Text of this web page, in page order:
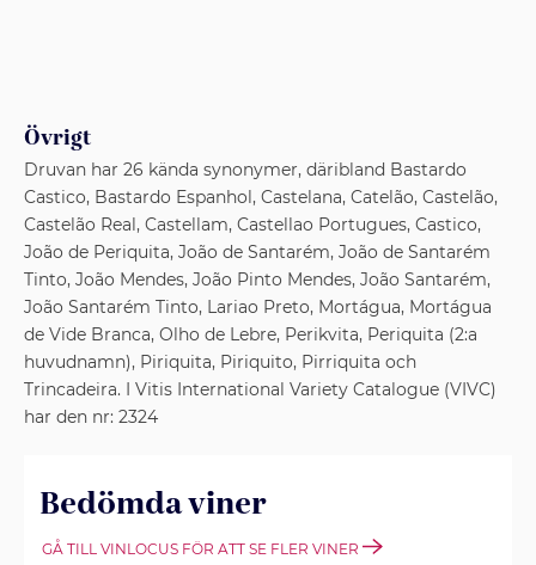
Övrigt
Druvan har 26 kända synonymer, däribland Bastardo
Castico, Bastardo Espanhol, Castelana, Catelão, Castelão,
Castelão Real, Castellam, Castellao Portugues, Castico,
João de Periquita, João de Santarém, João de Santarém
Tinto, João Mendes, João Pinto Mendes, João Santarém,
João Santarém Tinto, Lariao Preto, Mortágua, Mortágua
de Vide Branca, Olho de Lebre, Perikvita, Periquita (2:a
huvudnamn), Piriquita, Piriquito, Pirriquita och
Trincadeira. I Vitis International Variety Catalogue (VIVC)
har den nr: 2324
Bedömda viner
GÅ TILL VINLOCUS FÖR ATT SE FLER VINER